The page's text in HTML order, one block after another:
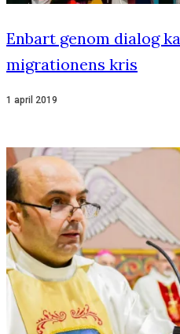
Enbart genom dialog
migrationens kris
1 april 2019